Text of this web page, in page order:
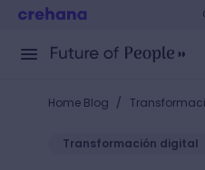
Home Blog /
Transformación digital